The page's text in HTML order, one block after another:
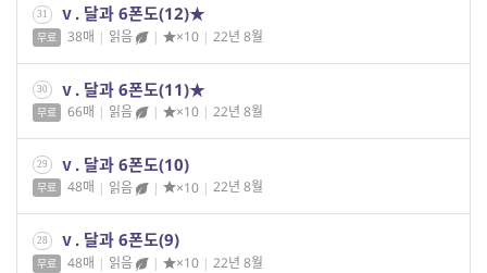
31 ⅴ. 달과 6폰도(12)★
무료 38매 | 읽음 | ×10 | 22년 8월
30 ⅴ. 달과 6폰도(11)★
무료 66매 | 읽음 | ×10 | 22년 8월
29 ⅴ. 달과 6폰도(10)
무료 48매 | 읽음 | ×10 | 22년 8월
28 ⅴ. 달과 6폰도(9)
무료 48매 | 읽음 | ×10 | 22년 8월